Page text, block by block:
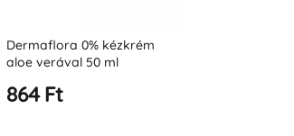
Glicerines kézkrém
pumpával, 500 ml
1 821 Ft